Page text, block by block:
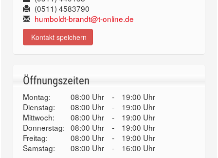
(0511) 4583790
humboldt-brandt@t-online.de
Kontakt speichern
Öffnungszeiten
Montag: 08:00 Uhr -
19:00 Uhr
Dienstag:
08:00 Uhr -
19:00 Uhr
Mittwoch:
08:00 Uhr -
19:00 Uhr
Donnerstag: 08:00 Uhr -
19:00 Uhr
Freitag:
08:00 Uhr -
19:00 Uhr
Samstag:
08:00 Uhr - 16:00 Uhr